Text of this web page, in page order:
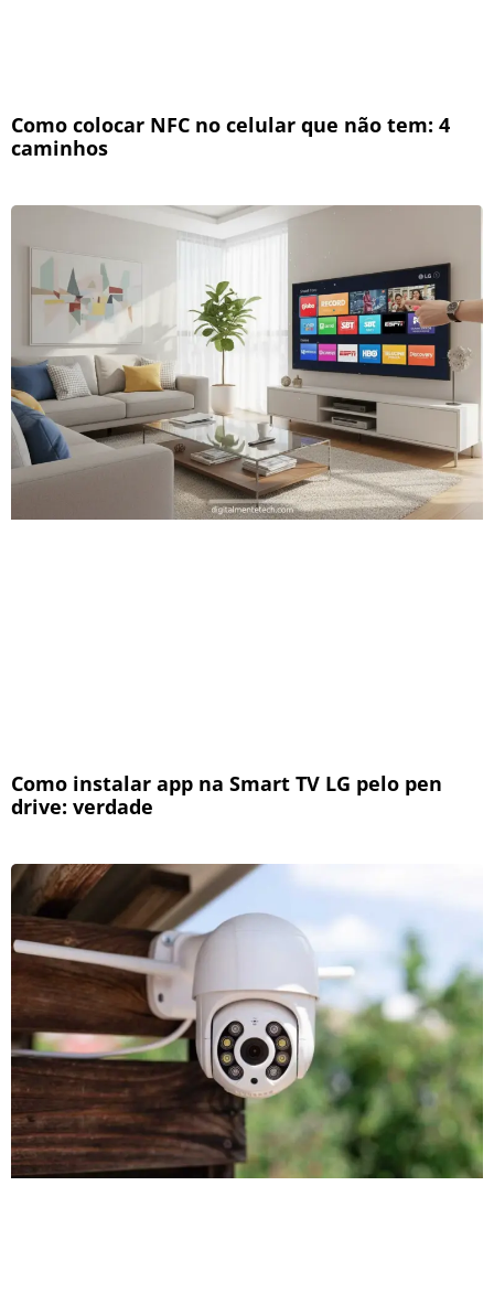
Como colocar NFC no celular que não tem: 4
caminhos
Como instalar app na Smart TV LG pelo pen
drive: verdade